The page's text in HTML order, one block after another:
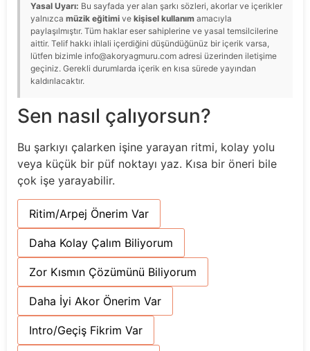
Yasal Uyarı: Bu sayfada yer alan şarkı sözleri, akorlar ve içerikler
yalnızca müzik eğitimi ve kişisel kullanım amacıyla
paylaşılmıştır. Tüm haklar eser sahiplerine ve yasal temsilcilerine
aittir. Telif hakkı ihlali içerdiğini düşündüğünüz bir içerik varsa,
lütfen bizimle info@akoryagmuru.com adresi üzerinden iletişime
geçiniz. Gerekli durumlarda içerik en kısa sürede yayından
kaldırılacaktır.
Sen nasıl çalıyorsun?
Bu şarkıyı çalarken işine yarayan ritmi, kolay yolu
veya küçük bir püf noktayı yaz. Kısa bir öneri bile
çok işe yarayabilir.
Ritim/Arpej Önerim Var
Daha Kolay Çalım Biliyorum
Zor Kısmın Çözümünü Biliyorum
Daha İyi Akor Önerim Var
Intro/Geçiş Fikrim Var